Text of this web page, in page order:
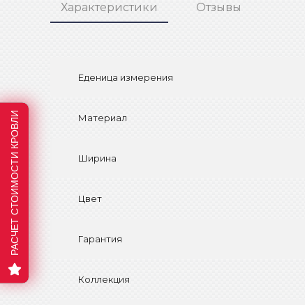
Характеристики Отзывы
Еденица измерения
Материал
Ширина
Цвет
Гарантия
Коллекция
РАСЧЕТ СТОИМОСТИ КРОВЛИ